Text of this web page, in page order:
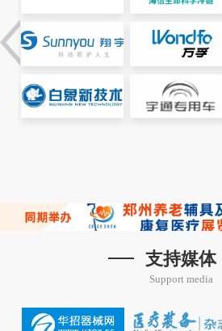
支持媒体
Support media